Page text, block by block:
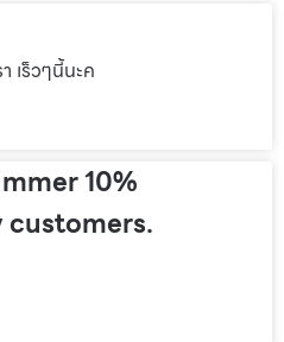
เร็วๆนี้นะค
10%